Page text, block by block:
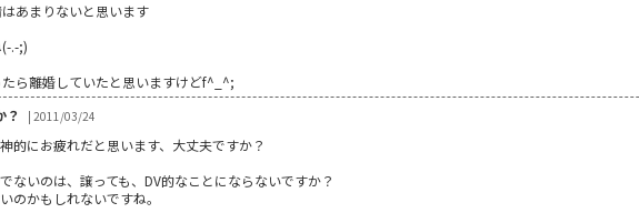
あまりないと思います
.-;)
ら離婚していたと思いますけどf^_^;
？
| 2011/03/24
的にお疲れだと思います、大丈夫ですか？
ないのは、譲っても、DV的なことにならないですか？
のかもしれないですね。